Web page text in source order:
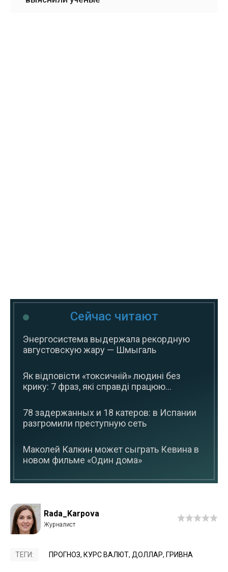
Сейчас читают
Энергосистема выдержала рекордную
августовскую жару — Шмыгаль
Як відповісти «токсичній» людині без
крику: 7 фраз, які справді працюю...
78 задержанных и 18 катеров: в Испании
разгромили преступную сеть
Маколей Калкин может сыграть Кевина в
новом фильме «Один дома»
Rada_Karpova
ТЕГИ: ПРОГНОЗ, КУРС ВАЛЮТ, ДОЛЛАР, ГРИВНА